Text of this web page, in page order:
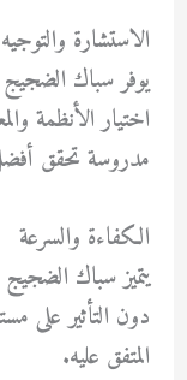
الاستشارة والتوجيه
يوفر سباك الضجيج
اختيار الأنظمة
مدروسة تحقق
الكفاءة والسرعة
يتميز سباك الضجيج
دون التأثير على
المتفق عليه.